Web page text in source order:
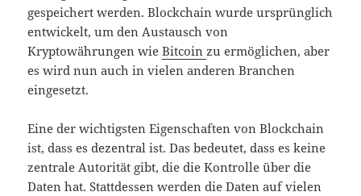
gespeichert werden. Blockchain wurde ursprünglich
entwickelt, um den Austausch von
Kryptowährungen wieBitcoinzu ermöglichen, aber
es wird nun auch in vielen anderen Branchen
eingesetzt.
Eine der wichtigsten Eigenschaften von Blockchain
ist, dass es dezentral ist. Das bedeutet, dass es keine
zentrale Autorität gibt, die die Kontrolle über die
Daten hat. Stattdessen werden die Daten auf vielen